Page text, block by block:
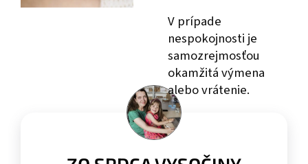
V prípade
nespokojnosti je
samozrejmosťou
okamžitá výmena
alebo vrátenie.